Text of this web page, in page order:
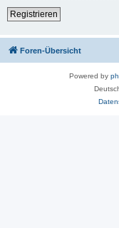
Registrieren
Foren-Übersicht
Powered by